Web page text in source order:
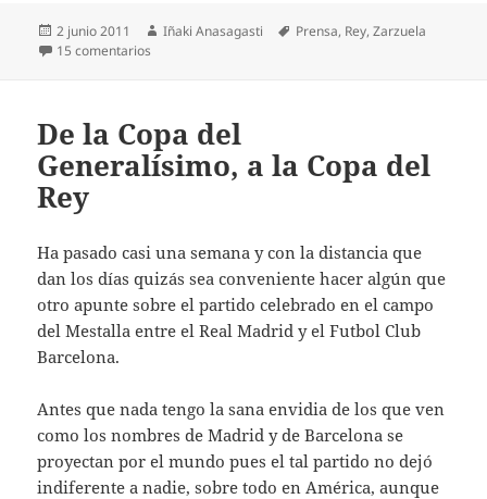
Publicado
el
2 junio 2011 Autor
Iñaki Anasagasti Etiquetas
Prensa, Rey,Zarzuela
15 comentarios
De la Copa del
Generalísimo, a la Copa del
Rey
Ha pasado casi una semana y con la distancia que
dan los días quizás sea conveniente hacer algún que
otro apunte sobre el partido celebrado en el campo
del Mestalla entre el Real Madrid y el Futbol Club
Barcelona.
Antes que nada tengo la sana envidia de los que ven
como los nombres de Madrid y de Barcelona se
proyectan por el mundo pues el tal partido no dejó
indiferente a nadie, sobre todo en América, aunque